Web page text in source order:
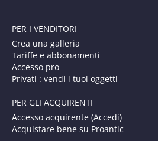
PER I VENDITORI
Crea una galleria
Tariffe e abbonamenti
Accesso pro
Privati : vendi i tuoi oggetti
PER GLI ACQUIRENTI
Accesso acquirente (Accedi)
Acquistare bene su Proantic